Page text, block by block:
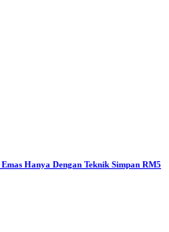
Hanya Dengan Teknik Simpan RM5